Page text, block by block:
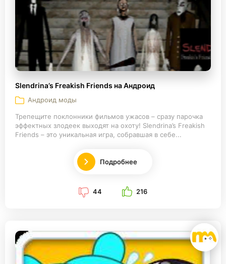
Slendrina’s Freakish Friends на Андроид
Андроид моды
Трепещите поклонники фильмов ужасов – сразу парочка
эффектных злодеек выходят на охоту! Slendrina’s Freakish
Friends – это уникальная игра, собравшая в себе...
Подробнее
44 216